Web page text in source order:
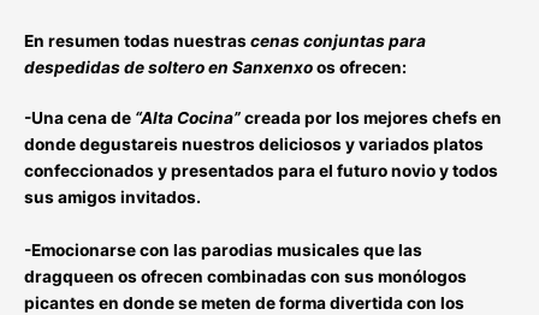
En resumen todas nuestrascenas conjuntas para
despedidas de soltero en Sanxenxoos ofrecen:
-Una cena de “Alta Cocina”creada por los mejores chefs en
donde degustareis nuestros deliciosos y variados platos
confeccionados y presentadospara el futuro novio y todos
sus amigos invitados.
-Emocionarse con las parodias musicales que las
dragqueen os ofrecen combinadas con susmonólogos
picantesen donde se meten de forma divertidacon los